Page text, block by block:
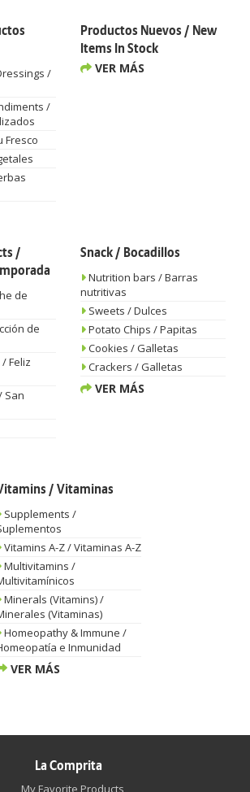
/
/
Fresco
Productos Nuevos / New
Items In Stock
VER MÁS
/
de
de
Feliz
San
Snack / Bocadillos
Nutrition bars / Barras
nutritivas
Sweets / Dulces
Potato Chips / Papitas
Cookies / Galletas
Crackers / Galletas
VER MÁS
/ Vitaminas
Supplements /
Vitamins A-Z / Vitaminas A-Z
Multivitamins /
Minerals (Vitamins) /
(Vitaminas)
Homeopathy & Immune /
e Inmunidad
VER MÁS
La Comprita
My Favorite Products